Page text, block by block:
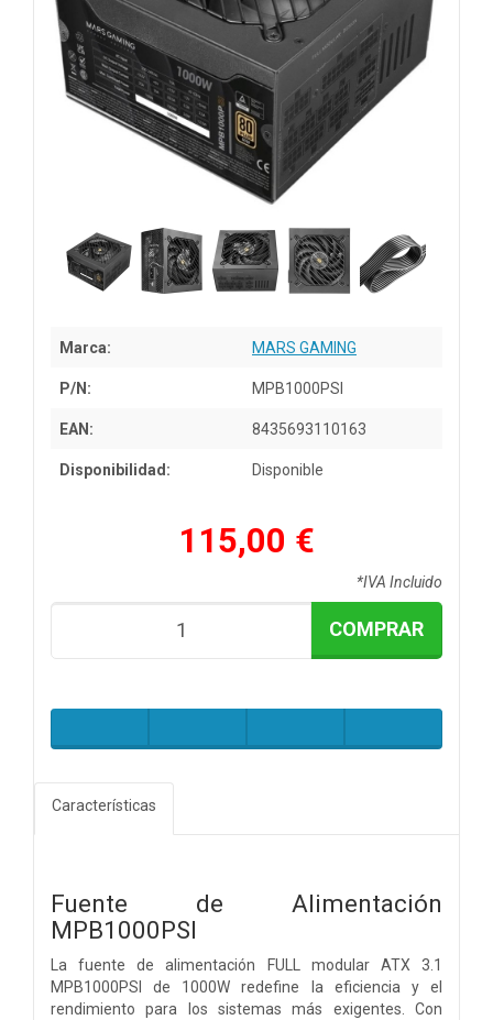
Marca: MARS GAMING
P/N: MPB1000PSI
EAN: 8435693110163
Disponibilidad: Disponible
115,00 €
*IVA Incluido
COMPRAR
Características
Fuente de Alimentación
MPB1000PSI
La fuente de alimentación FULL modular ATX 3.1
MPB1000PSI de 1000W redefine la eficiencia y el
rendimiento para los sistemas más exigentes. Con